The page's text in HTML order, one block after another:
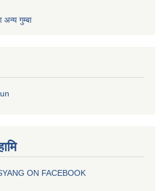
अन्य गुम्बा
ON FACEBOOK